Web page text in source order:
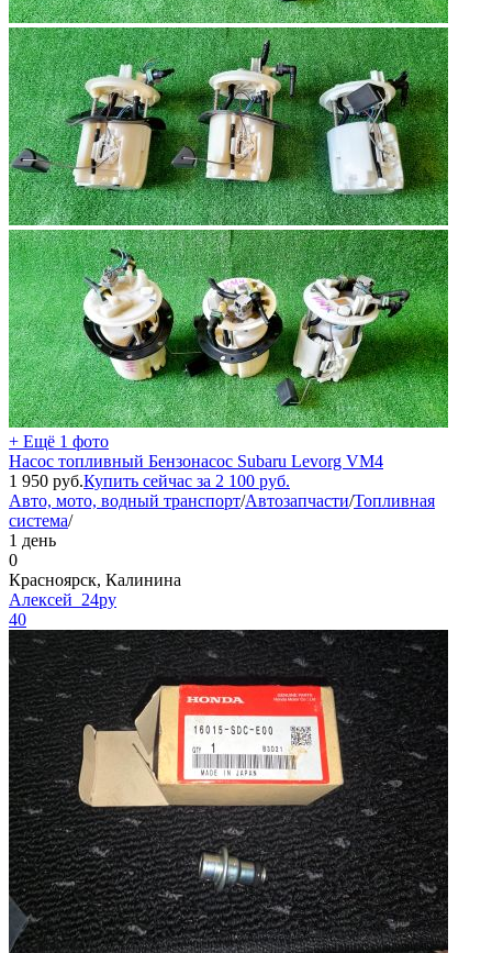
+ Ещё 1 фото
Насос топливный Бензонасос Subaru Levorg VM4
1 950 руб.Купить сейчас за 2 100 руб.
Авто, мото, водный транспорт/Автозапчасти/Топливная
система/
1 день
0
Красноярск, Калинина
Алексей_24ру
40